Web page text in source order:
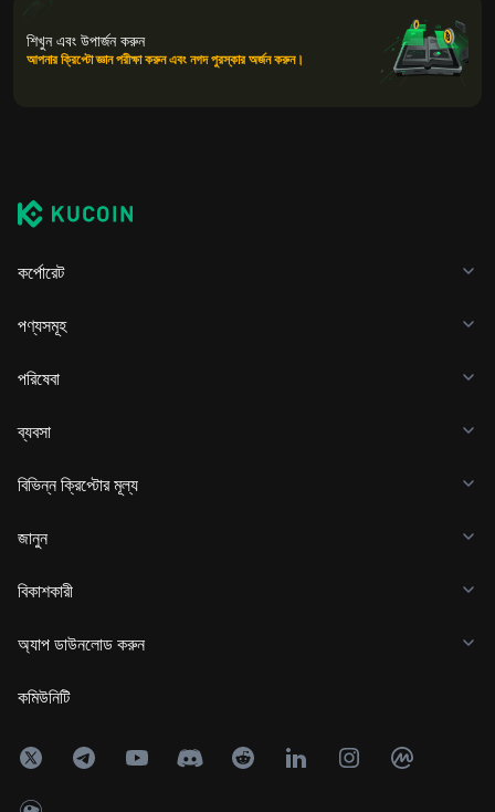
শিখুন এবং উপার্জন করুন
আপনার ক্রিপ্টো জ্ঞান পরীক্ষা করুন এবং নগদ পুরস্কার অর্জন করুন।
কর্পোরেট
পণ্যসমূহ
পরিষেবা
ব্যবসা
বিভিন্ন ক্রিপ্টোর মূল্য
জানুন
বিকাশকারী
অ্যাপ ডাউনলোড করুন
কমিউনিটি